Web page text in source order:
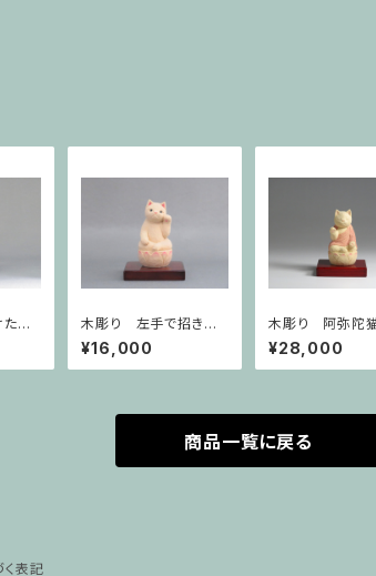
弥
木彫り 左手で招き
猫 猫仏2004
¥16,000
木彫り 阿弥陀
仏2404
¥28,000
商品一覧に戻る
表記